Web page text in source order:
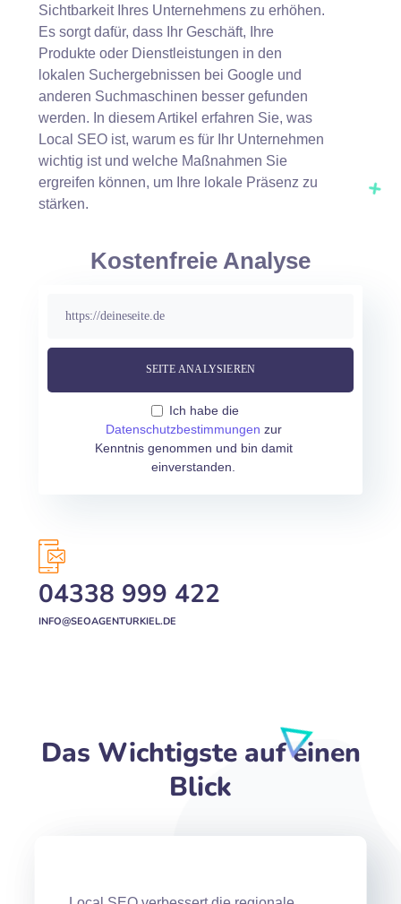
Sichtbarkeit Ihres Unternehmens zu erhöhen.
Es sorgt dafür, dass Ihr Geschäft, Ihre
Produkte oder Dienstleistungen in den
lokalen Suchergebnissen bei Google und
anderen Suchmaschinen besser gefunden
werden. In diesem Artikel erfahren Sie, was
Local SEO ist, warum es für Ihr Unternehmen
wichtig ist und welche Maßnahmen Sie
ergreifen können, um Ihre lokale Präsenz zu
stärken.
Kostenfreie Analyse
Ich habe die
Datenschutzbestimmungen zur
Kenntnis genommen und bin damit
einverstanden.
04338 999 422
INFO@SEOAGENTURKIEL.DE
Das Wichtigste auf einen
Blick